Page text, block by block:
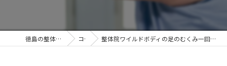
徳島の整体ならワイルドボディ コラム 整体院ワイルドボディの足のむくみ一回で改善し劇的に軽くなるパンパン足にさよならする方法